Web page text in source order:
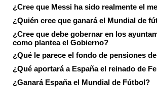
¿Cree que Messi ha sido realmente el
¿Quién cree que ganará el Mundial de
¿Cree que debe gobernar en los
como plantea el Gobierno?
¿Qué le parece el fondo de pensiones
¿Qué aportará a España el reinado de
¿Ganará España el Mundial de Fútbol?